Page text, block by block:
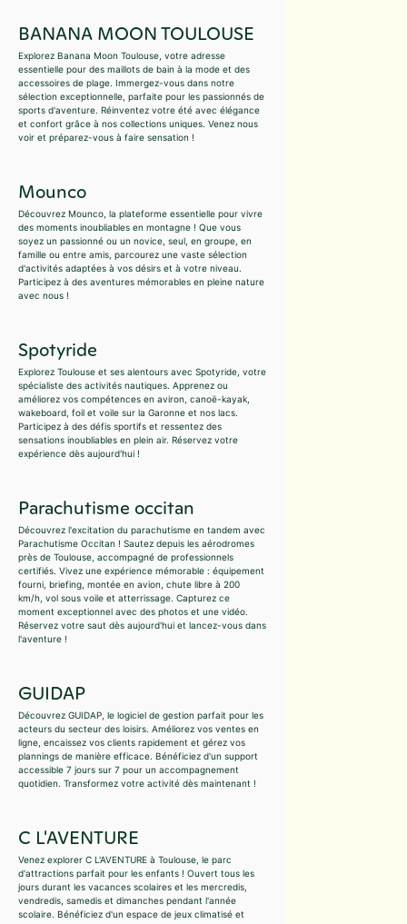
BANANA MOON TOULOUSE
Explorez Banana Moon Toulouse, votre adresse
essentielle pour des maillots de bain à la mode et des
accessoires de plage. Immergez-vous dans notre
sélection exceptionnelle, parfaite pour les passionnés de
sports d'aventure. Réinventez votre été avec élégance
et confort grâce à nos collections uniques. Venez nous
voir et préparez-vous à faire sensation !
Mounco
Découvrez Mounco, la plateforme essentielle pour vivre
des moments inoubliables en montagne ! Que vous
soyez un passionné ou un novice, seul, en groupe, en
famille ou entre amis, parcourez une vaste sélection
d'activités adaptées à vos désirs et à votre niveau.
Participez à des aventures mémorables en pleine nature
avec nous !
Spotyride
Explorez Toulouse et ses alentours avec Spotyride, votre
spécialiste des activités nautiques. Apprenez ou
améliorez vos compétences en aviron, canoë-kayak,
wakeboard, foil et voile sur la Garonne et nos lacs.
Participez à des défis sportifs et ressentez des
sensations inoubliables en plein air. Réservez votre
expérience dès aujourd'hui !
Parachutisme occitan
Découvrez l'excitation du parachutisme en tandem avec
Parachutisme Occitan ! Sautez depuis les aérodromes
près de Toulouse, accompagné de professionnels
certifiés. Vivez une expérience mémorable : équipement
fourni, briefing, montée en avion, chute libre à 200
km/h, vol sous voile et atterrissage. Capturez ce
moment exceptionnel avec des photos et une vidéo.
Réservez votre saut dès aujourd'hui et lancez-vous dans
l'aventure !
GUIDAP
Découvrez GUIDAP, le logiciel de gestion parfait pour les
acteurs du secteur des loisirs. Améliorez vos ventes en
ligne, encaissez vos clients rapidement et gérez vos
plannings de manière efficace. Bénéficiez d'un support
accessible 7 jours sur 7 pour un accompagnement
quotidien. Transformez votre activité dès maintenant !
C L'AVENTURE
Venez explorer C L'AVENTURE à Toulouse, le parc
d'attractions parfait pour les enfants ! Ouvert tous les
jours durant les vacances scolaires et les mercredis,
vendredis, samedis et dimanches pendant l'année
scolaire. Bénéficiez d'un espace de jeux climatisé et